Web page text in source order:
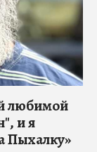
любимой
и я
Пыхалку»